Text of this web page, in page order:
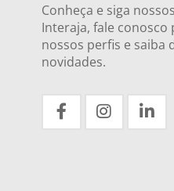
Conheça e siga
Interaja, fale conosco
nossos perfis e saiba
novidades.